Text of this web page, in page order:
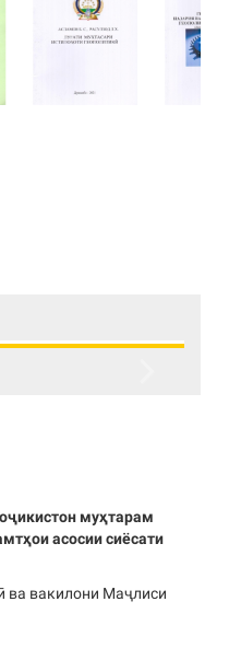
муҳтарам
асосии сиёсати
ва вакилони Маҷлиси